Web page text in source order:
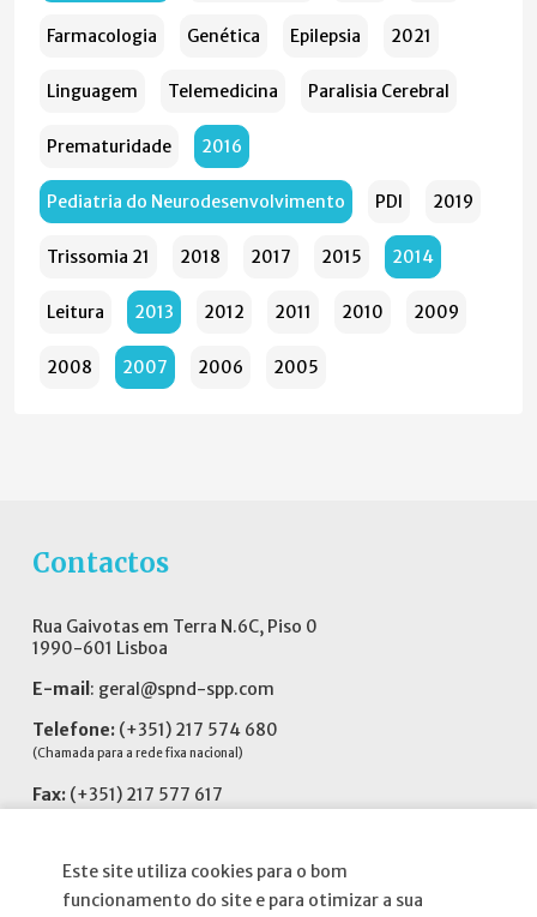
Este site utiliza cookies para o bom
funcionamento do site e para otimizar a sua
Farmacologia Genética Epilepsia 2021
Linguagem Telemedicina Paralisia Cerebral
Prematuridade 2016
Pediatria do Neurodesenvolvimento PDI 2019
Trissomia 21 2018 2017 2015 2014
Leitura 2013 2012 2011 2010 2009
2008 2007 2006 2005
Contactos
Rua Gaivotas em Terra N.6C, Piso 0
1990-601 Lisboa
E-mail : geral@spnd-spp.com
Telefone: (+351) 217 574 680
(Chamada para a rede fixa nacional)
Fax: (+351) 217 577 617